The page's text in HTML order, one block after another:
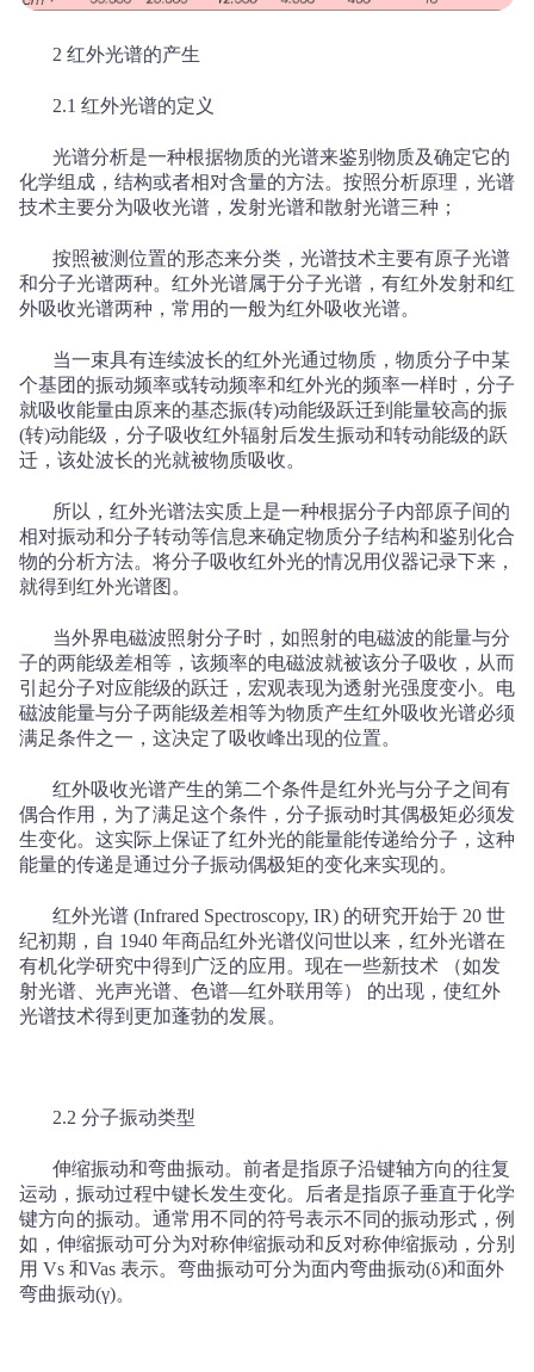
2 红外光谱的产生
2.1 红外光谱的定义
光谱分析是一种根据物质的光谱来鉴别物质及确定它的
化学组成，结构或者相对含量的方法。按照分析原理，光谱
技术主要分为吸收光谱，发射光谱和散射光谱三种；
按照被测位置的形态来分类，光谱技术主要有原子光谱
和分子光谱两种。红外光谱属于分子光谱，有红外发射和红
外吸收光谱两种，常用的一般为红外吸收光谱。
当一束具有连续波长的红外光通过物质，物质分子中某
个基团的振动频率或转动频率和红外光的频率一样时，分子
就吸收能量由原来的基态振(转)动能级跃迁到能量较高的振
(转)动能级，分子吸收红外辐射后发生振动和转动能级的跃
迁，该处波长的光就被物质吸收。
所以，红外光谱法实质上是一种根据分子内部原子间的
相对振动和分子转动等信息来确定物质分子结构和鉴别化合
物的分析方法。将分子吸收红外光的情况用仪器记录下来，
就得到红外光谱图。
当外界电磁波照射分子时，如照射的电磁波的能量与分
子的两能级差相等，该频率的电磁波就被该分子吸收，从而
引起分子对应能级的跃迁，宏观表现为透射光强度变小。电
磁波能量与分子两能级差相等为物质产生红外吸收光谱必须
满足条件之一，这决定了吸收峰出现的位置。
红外吸收光谱产生的第二个条件是红外光与分子之间有
偶合作用，为了满足这个条件，分子振动时其偶极矩必须发
生变化。这实际上保证了红外光的能量能传递给分子，这种
能量的传递是通过分子振动偶极矩的变化来实现的。
红外光谱 (Infrared Spectroscopy, IR) 的研究开始于 20 世
纪初期，自 1940 年商品红外光谱仪问世以来，红外光谱在
有机化学研究中得到广泛的应用。现在一些新技术
（如发
射光谱、光声光谱、色谱—红外联用等）
的出现，使红外
光谱技术得到更加蓬勃的发展。
2.2 分子振动类型
伸缩振动和弯曲振动。前者是指原子沿键轴方向的往复
运动，振动过程中键长发生变化。后者是指原子垂直于化学
键方向的振动。通常用不同的符号表示不同的振动形式，例
如，伸缩振动可分为对称伸缩振动和反对称伸缩振动，分别
用 Vs 和Vas 表示。弯曲振动可分为面内弯曲振动(δ)和面外
弯曲振动(γ)。